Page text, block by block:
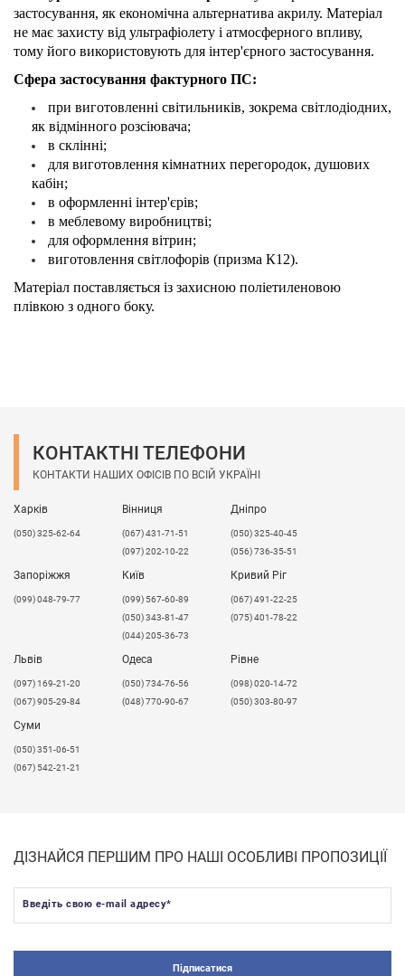
застосування, як економічна альтернатива акрилу. Матеріал
не має захисту від ультрафіолету і атмосферного впливу,
тому його використовують для інтер'єрного застосування.
Сфера застосування фактурного ПС:
при виготовленні світильників, зокрема світлодіодних,
як відмінного розсіювача;
в склінні;
для виготовлення кімнатних перегородок, душових
кабін;
в оформленні інтер'єрів;
в меблевому виробництві;
для оформлення вітрин;
виготовлення світлофорів (призма К12).
Матеріал поставляється із захисною поліетиленовою
плівкою з одного боку.
КОНТАКТНІ ТЕЛЕФОНИ
КОНТАКТИ НАШИХ ОФІСІВ ПО ВСІЙ УКРАЇНІ
Харків
(050) 325-62-64
Вінниця
(067) 431-71-51
(097) 202-10-22
Дніпро
(050) 325-40-45
(056) 736-35-51
Запоріжжя
(099) 048-79-77
Київ
(099) 567-60-89
(050) 343-81-47
(044) 205-36-73
Кривий Ріг
(067) 491-22-25
(075) 401-78-22
Львів
​(097) 169-21-20
(067) 905-29-84
Одеса
(050) 734-76-56
(048) 770-90-67
Рівне
(098) 020-14-72
(050) 303-80-97
Суми
(050) 351-06-51
(067) 542-21-21
ДІЗНАЙСЯ ПЕРШИМ ПРО НАШІ ОСОБЛИВІ ПРОПОЗИЦІЇ
Введіть свою e-mail адресу*
Підписатися